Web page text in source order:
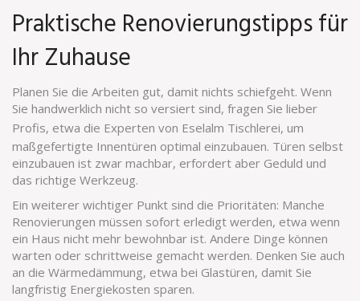
Praktische Renovierungstipps für
Ihr Zuhause
Planen Sie die Arbeiten gut, damit nichts schiefgeht. Wenn
Sie handwerklich nicht so versiert sind, fragen Sie lieber
Profis, etwa die Experten von Eselalm Tischlerei, um
maßgefertigte Innentüren optimal einzubauen. Türen selbst
einzubauen ist zwar machbar, erfordert aber Geduld und
das richtige Werkzeug.
Ein weiterer wichtiger Punkt sind die Prioritäten: Manche
Renovierungen müssen sofort erledigt werden, etwa wenn
ein Haus nicht mehr bewohnbar ist. Andere Dinge können
warten oder schrittweise gemacht werden. Denken Sie auch
an die Wärmedämmung, etwa bei Glastüren, damit Sie
langfristig Energiekosten sparen.